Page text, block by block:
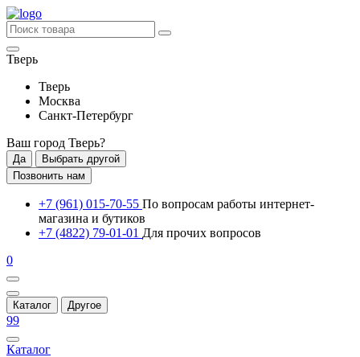
Тверь
Тверь
Москва
Санкт-Петербург
Ваш город Тверь?
Да
Выбрать другой
Позвонить нам
+7 (961) 015-70-55 По вопросам работы интернет-
магазина и бутиков
+7 (4822) 79-01-01 Для прочих вопросов
0
Каталог Другое
99
Каталог